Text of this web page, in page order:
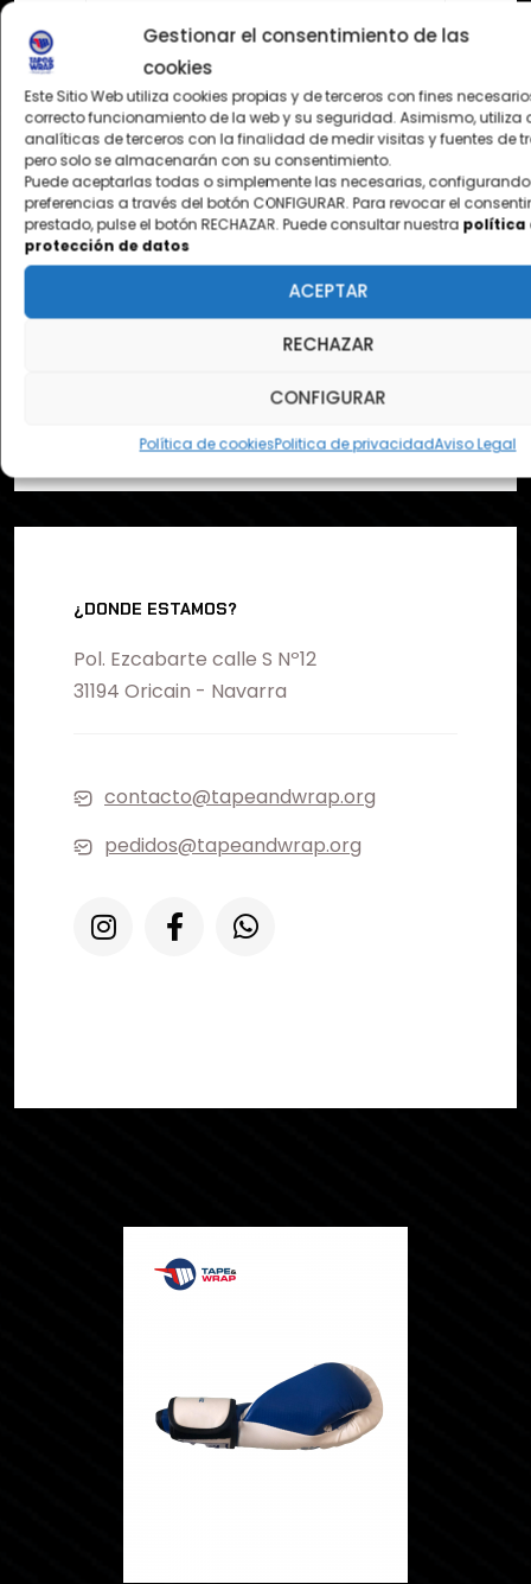
Gestionar el consentimiento de las
cookies
Este Sitio Web utiliza cookies propias y de terceros con fines
correcto funcionamiento de la web y su seguridad. Asimismo, utiliza
analíticas de terceros con la finalidad de medir visitas y fuentes de
pero solo se almacenarán con su consentimiento.
Puede aceptarlas todas o simplemente las necesarias,
preferencias a través del botón CONFIGURAR. Para revocar el
prestado, pulse el botón RECHAZAR. Puede consultar nuestra política
protección de datos
ACEPTAR
RECHAZAR
CONFIGURAR
Política de cookiesPolitica de privacidadAviso Legal
Entiendo y consiento el
tratamiento de mis datos para las
finalidades descritas. Para más
informaciónpolítica de protección
de datos
Quiero recibir comunicaciones
¿DONDE ESTAMOS?
Pol. Ezcabarte calle S Nº12
31194 Oricain - Navarra
contacto@tapeandwrap.org
pedidos@tapeandwrap.org